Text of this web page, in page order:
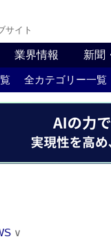
サイト
業界情報 新聞
全カテゴリー一覧
∨